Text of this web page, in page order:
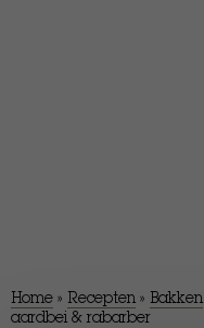
Home » Recepten » Bakken
aardbei & rabarber